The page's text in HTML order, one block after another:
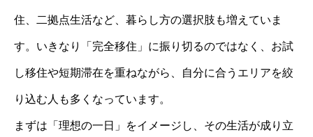
住、二拠点生活など、暮らし方の選択肢も増えていま
す。いきなり「完全移住」に振り切るのではなく、お試
し移住や短期滞在を重ねながら、自分に合うエリアを絞
り込む人も多くなっています。
まずは「理想の一日」をイメージし、その生活が成り立